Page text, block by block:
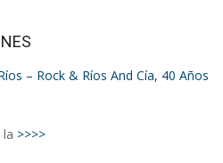
– Rock & Ríos And Cía, 40 Años
>>>>